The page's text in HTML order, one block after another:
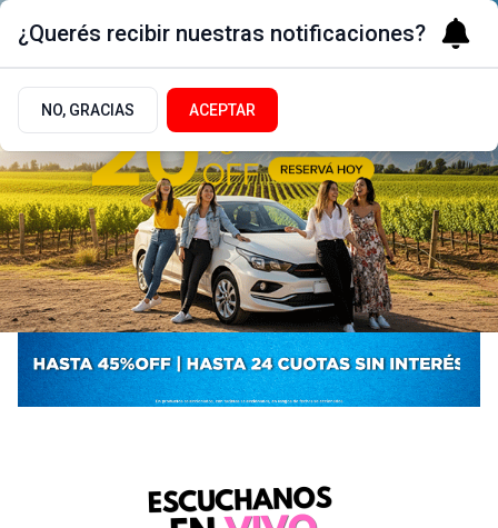
¿Querés recibir nuestras notificaciones?
NO, GRACIAS ACEPTAR